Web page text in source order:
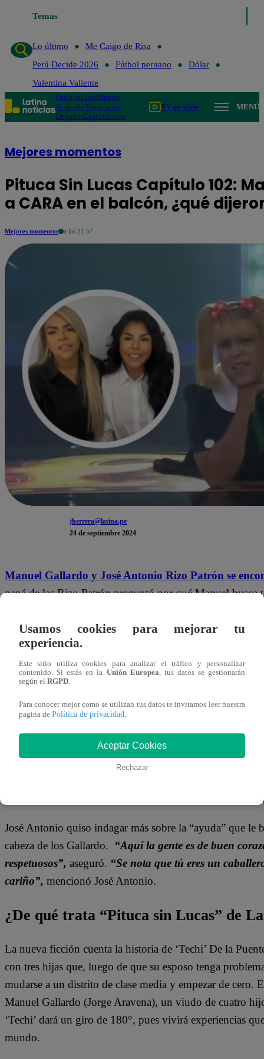
Temas
Lo último
Lo último
Me Caigo de Risa
Perú Decide 2026
Fútbol peruano
Dólar
Valentina Valiente
PolíticaLimaMundo
Te ayudoTendencias
DeportesEspectáculos
TV en vivo MENÚ
Mejores momentos
Pituca Sin Lucas Capítulo 102:
a CARA en el balcón, ¿qué
Mejores momentos a las 21:57
jherrera@latina.pe
24 de septiembre 2024
Manuel Gallardo y José Antonio Rizo Patrón se
papá de las Rizo Patrón preguntó por qué Manuel busca
“Es muy cómodo hablar aquí en el balcón, esa es la
pero mi hijo Alonso siempre habla con Piedad… Así
dio “El Tiburón”.“Claro. Costumbres de barrio, con
José Antonio quiso indagar más sobre la “ayuda” que
cabeza de los Gallardo.
“Aquí la gente es de buen
respetuosos”, aseguró. “Se nota que tú eres un
cariño”, mencionó José Antonio.
¿De qué trata “Pituca sin Lucas” de
La nueva ficción cuenta la historia de ‘Techi’ De la
con tres hijas que, luego de que su esposo tenga
mudarse a un distrito de clase media y empezar de cero.
Manuel Gallardo (Jorge Aravena), un viudo de cuatro
‘Techi’ dará un giro de 180°, pues vivirá experiencias
mundo.
Usamos cookies para mejorar tu
experiencia.
Este sitio utiliza cookies para analizar el tráfico y personalizar
contenido. Si estás en la Unión Europea, tus datos se gestionarán
según el RGPD.
Para conocer mejor como se utilizan tus datos te invitamos leer nuestra
pagina de Política de privacidad.
Aceptar Cookies
Rechazar